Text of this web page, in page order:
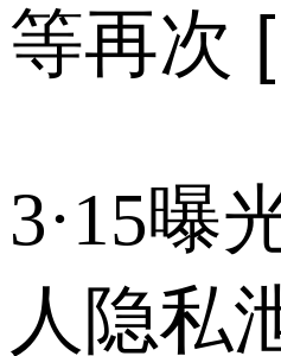
等再次
3·15曝
人隐私